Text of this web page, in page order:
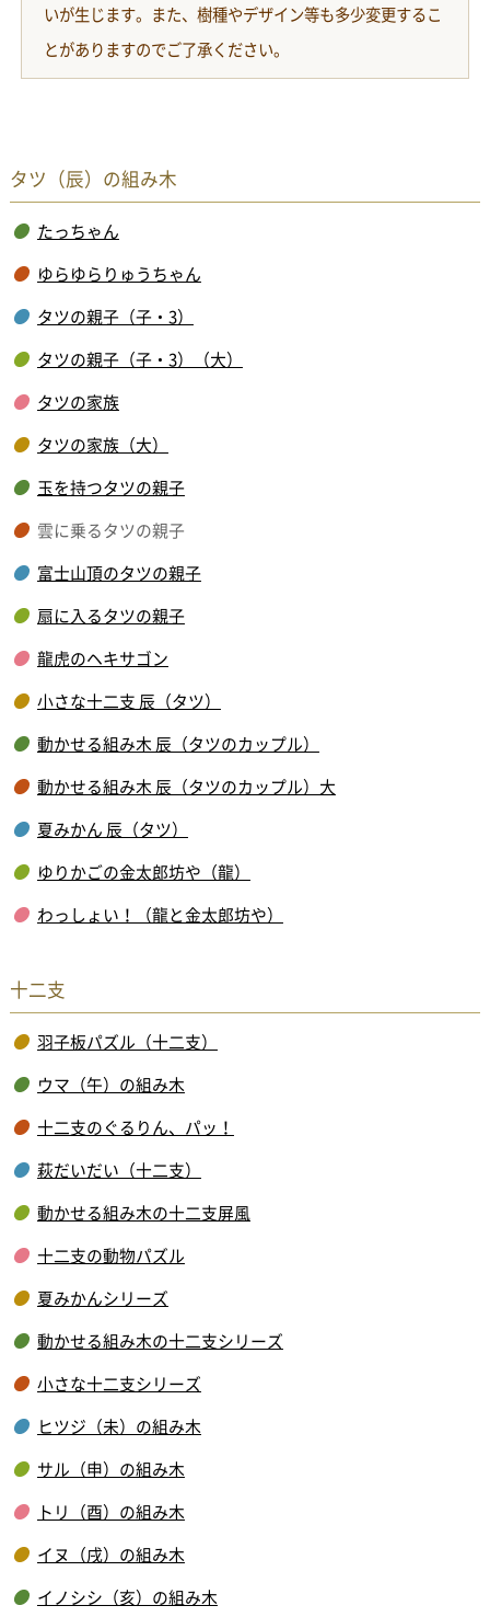
いが生じます。また、樹種やデザイン等も多少変更するこ
とがありますのでご了承ください。
タツ（辰）の組み木
たっちゃん
ゆらゆらりゅうちゃん
タツの親子（子・3）
タツの親子（子・3）（大）
タツの家族
タツの家族（大）
玉を持つタツの親子
雲に乗るタツの親子
富士山頂のタツの親子
扇に入るタツの親子
龍虎のヘキサゴン
小さな十二支 辰（タツ）
動かせる組み木 辰（タツのカップル）
動かせる組み木 辰（タツのカップル）大
夏みかん 辰（タツ）
ゆりかごの金太郎坊や（龍）
わっしょい！（龍と金太郎坊や）
十二支
羽子板パズル（十二支）
ウマ（午）の組み木
十二支のぐるりん、パッ！
萩だいだい（十二支）
動かせる組み木の十二支屏風
十二支の動物パズル
夏みかんシリーズ
動かせる組み木の十二支シリーズ
小さな十二支シリーズ
ヒツジ（未）の組み木
サル（申）の組み木
トリ（酉）の組み木
イヌ（戌）の組み木
イノシシ（亥）の組み木